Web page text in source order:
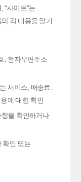
“사이트”는
각 내용을 알기
, 전자우편주소
서비스, 배송료․
에 대한 확인
을 확인하거나
확인 또는